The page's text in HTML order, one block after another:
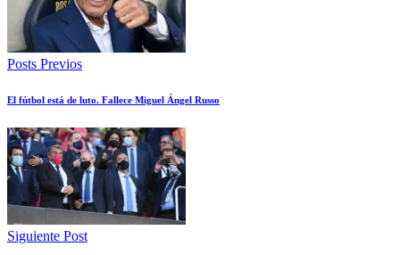
Posts Previos
El fútbol está de luto. Fallece Miguel Ángel Russo
Siguiente Post